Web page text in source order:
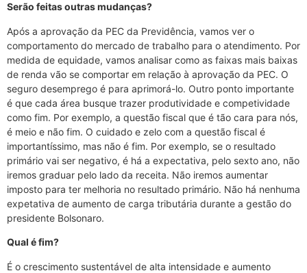
Serão feitas outras mudanças?
Após a aprovação da PEC da Previdência, vamos ver o
comportamento do mercado de trabalho para o atendimento. Por
medida de equidade, vamos analisar como as faixas mais baixas
de renda vão se comportar em relação à aprovação da PEC. O
seguro desemprego é para aprimorá-lo. Outro ponto importante
é que cada área busque trazer produtividade e competividade
como fim. Por exemplo, a questão fiscal que é tão cara para nós,
é meio e não fim. O cuidado e zelo com a questão fiscal é
importantíssimo, mas não é fim. Por exemplo, se o resultado
primário vai ser negativo, é há a expectativa, pelo sexto ano, não
iremos graduar pelo lado da receita. Não iremos aumentar
imposto para ter melhoria no resultado primário. Não há nenhuma
expetativa de aumento de carga tributária durante a gestão do
presidente Bolsonaro.
Qual é fim?
É o crescimento sustentável de alta intensidade e aumento